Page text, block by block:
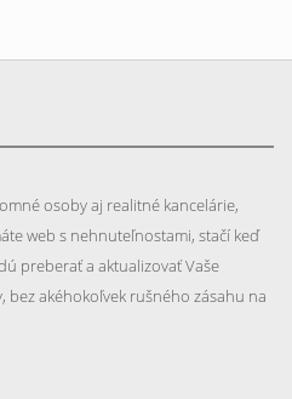
osoby aj realitné kancelárie,
web s nehnuteľnostami, stačí keď
preberať a aktualizovať Vaše
akéhokoľvek rušného zásahu na